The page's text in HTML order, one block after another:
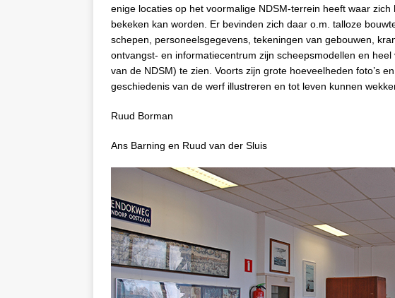
enige locaties op het voormalige NDSM-terrein heeft waar
bekeken kan worden. Er bevinden zich daar o.m. talloze
schepen, personeelsgegevens, tekeningen van gebouwen,
ontvangst- en informatiecentrum zijn scheepsmodellen en
van de NDSM) te zien. Voorts zijn grote hoeveelheden foto’s
geschiedenis van de werf illustreren en tot leven kunnen
Ruud Borman
Ans Barning en Ruud van der Sluis